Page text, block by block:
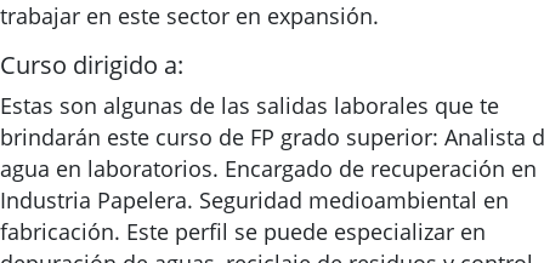
trabajar en este sector en expansión.
Curso dirigido a:
Estas son algunas de las salidas laborales que te
brindarán este curso de FP grado superior: Analista
agua en laboratorios. Encargado de recuperación en
Industria Papelera. Seguridad medioambiental en
fabricación. Este perfil se puede especializar en